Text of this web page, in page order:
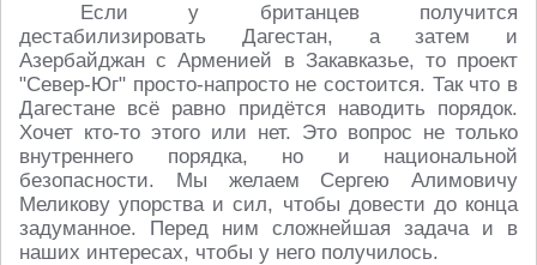
Если у британцев получится
дестабилизировать Дагестан, а затем и
Азербайджан с Арменией в Закавказье, то проект
"Север-Юг" просто-напросто не состоится. Так что в
Дагестане всё равно придётся наводить порядок.
Хочет кто-то этого или нет. Это вопрос не только
внутреннего порядка, но и национальной
безопасности. Мы желаем Сергею Алимовичу
Меликову упорства и сил, чтобы довести до конца
задуманное. Перед ним сложнейшая задача и в
наших интересах, чтобы у него получилось.